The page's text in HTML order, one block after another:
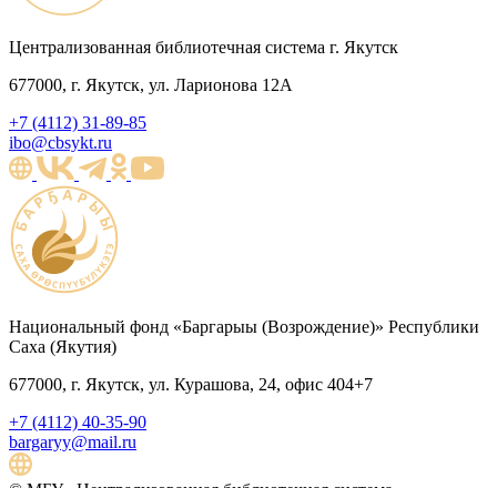
Централизованная библиотечная система г. Якутск
677000, г. Якутск, ул. Ларионова 12А
+7 (4112) 31-89-85
ibo@cbsykt.ru
Национальный фонд «Баргарыы (Возрождение)» Республики
Саха (Якутия)
677000, г. Якутск, ул. Курашова, 24, офис 404+7
+7 (4112) 40-35-90
bargaryy@mail.ru